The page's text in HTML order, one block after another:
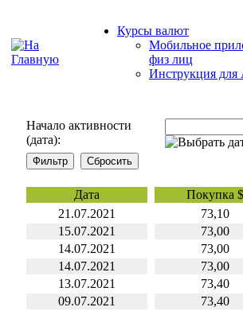
Курсы валют
Мобильное
физ лиц
Инструкция для
Начало активности
(дата):
Дата Покупка $
21.07.2021
73,10
15.07.2021
73,00
14.07.2021
73,00
14.07.2021
73,00
13.07.2021
73,40
09.07.2021
73,40